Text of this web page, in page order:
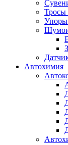
Тросы
Упоры
Автохимия